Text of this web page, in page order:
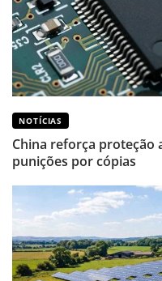
NOTÍCIAS
China reforça proteção
punições por cópias